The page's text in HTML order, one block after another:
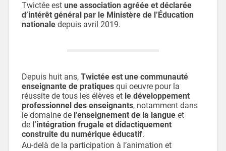
Twictée est une association agréée et déclarée
d’intérêt général par le Ministère de l’Éducation
nationaledepuis avril 2019.
Depuis huit ans, Twictée est une communauté
enseignante de pratiquesqui oeuvre pour la
réussite de tous les élèves et le développement
professionnel des enseignants, notamment dans
le domaine de l’enseignement de la langueet
del’intégration frugale et didactiquement
construite du numérique éducatif.
Au-delà de la participation à l’animation et